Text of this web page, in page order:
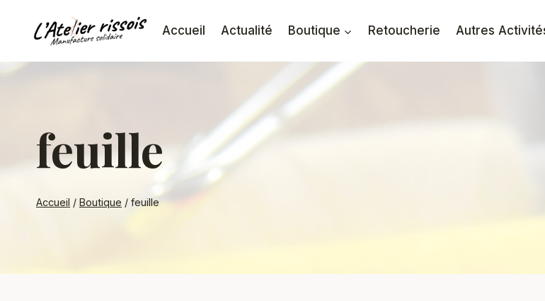
Accueil Actualité Boutique Retoucherie Autres
feuille
Accueil / Boutique / feuille